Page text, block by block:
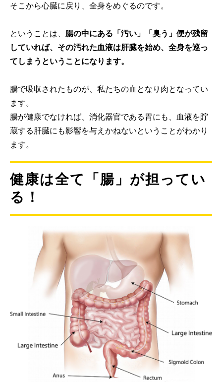
そこから心臓に戻り、全身をめぐるのです。
ということは、 腸の中にある「汚い」「臭う」便が残留
していれば、その汚れた血液は肝臓を始め、全身を巡っ
てしまうということになります。
腸で吸収されたものが、私たちの血となり肉となってい
ます。
腸が健康でなければ、消化器官である胃にも、血液を貯
蔵する肝臓にも影響を与えかねないということがわかり
ます。
健康は全て「腸」が担ってい
る！